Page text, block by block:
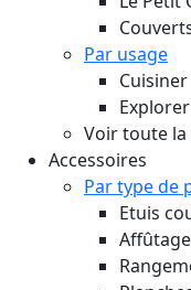
Par usage
Cuisiner
Explorer
Voir toute
Accessoires
Par type de
Etuis